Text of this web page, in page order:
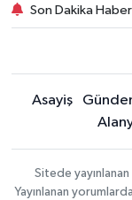
Son Dakika
Asayiş
Sitede
Yayınlanan